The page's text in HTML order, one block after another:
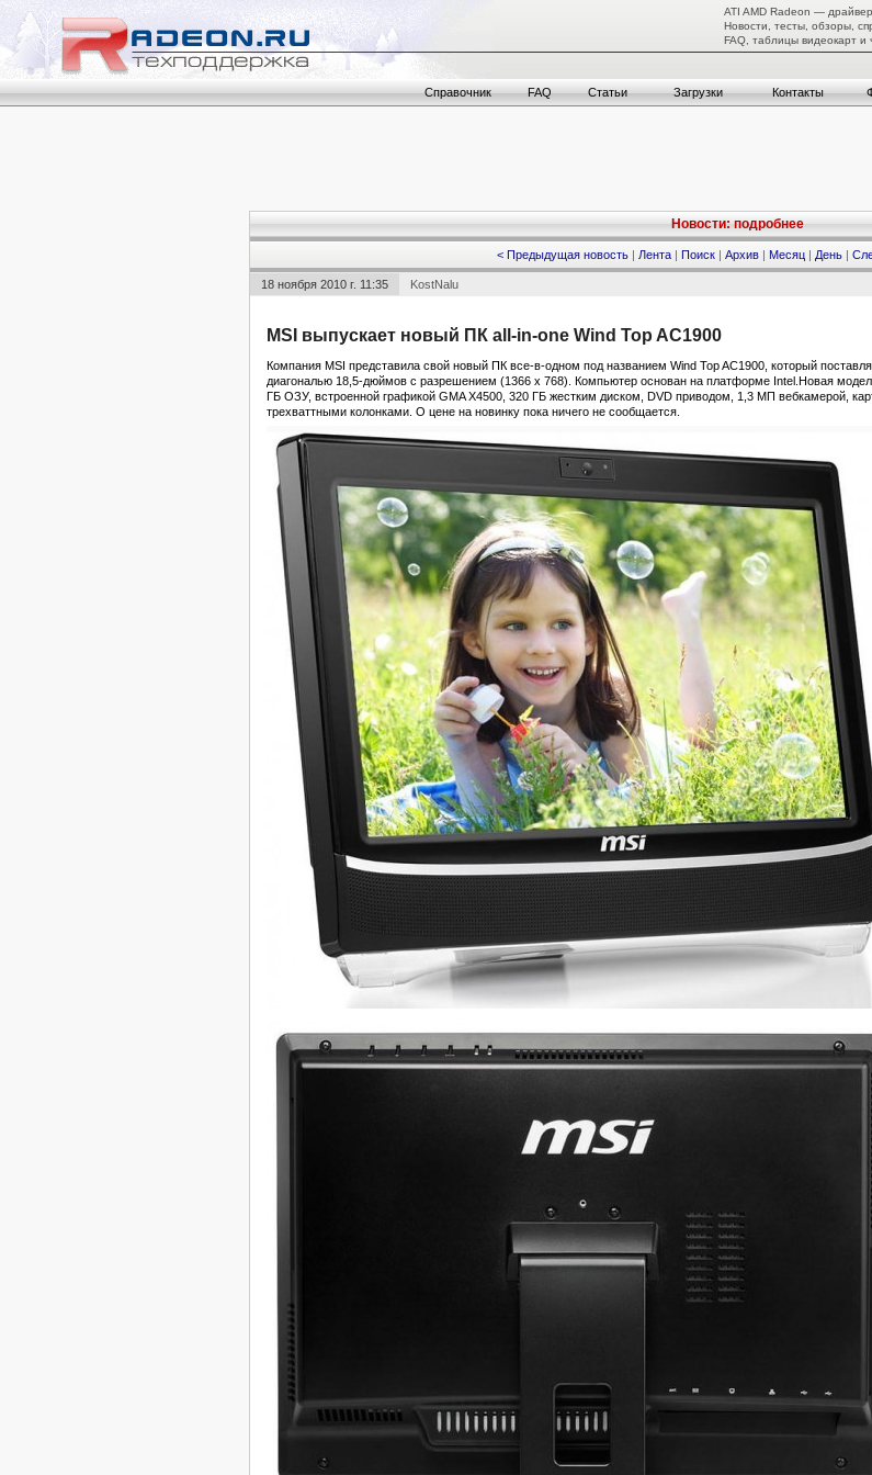
ATI AMD Radeon —
Новости, тесты, обзоры,
FAQ, таблицы видеокарт и
Справочник FAQ Статьи Загрузки Контакты
Новости: подробнее
< Предыдущая новость | Лента | Поиск | Архив | Месяц | День |
18 ноября 2010 г. 11:35 KostNalu
MSI выпускает новый ПК all-in-one Wind Top AC1900
Компания MSI представила свой новый ПК все-в-одном под названием Wind Top AC1900, который
диагональю 18,5-дюймов с разрешением (1366 x 768). Компьютер основан на платформе Intel.Новая
ГБ ОЗУ, встроенной графикой GMA X4500, 320 ГБ жестким диском, DVD приводом, 1,3 МП вебкамерой,
трехваттными колонками. О цене на новинку пока ничего не сообщается.